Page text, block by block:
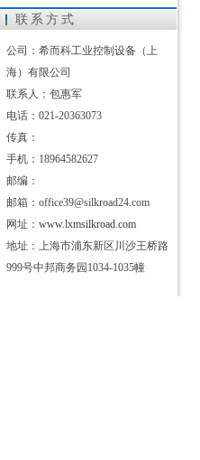
联系方式
公司：希而科工业控制设备（上
海）有限公司
联系人：包惠军
电话：021-20363073
传真：
手机：18964582627
邮编：
邮箱：office39@silkroad24.com
网址： www.lxmsilkroad.com
地址：上海市浦东新区川沙王桥路
999号中邦商务园1034-1035幢